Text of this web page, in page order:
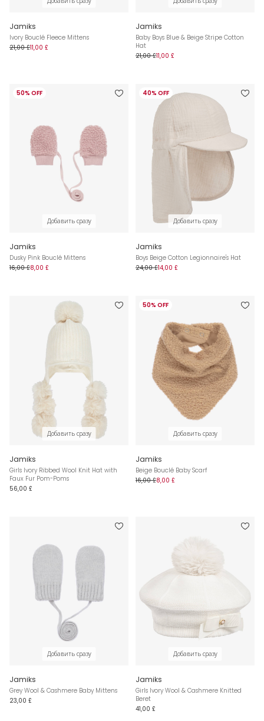
Jamiks
Ivory Bouclé Fleece Mittens
21,00 £11,00 £
Jamiks
Baby Boys Blue & Beige Stripe Cotton
Hat
21,00 £11,00 £
50% OFF
Добавить сразу
Jamiks
Dusky Pink Bouclé Mittens
16,00 £8,00 £
40% OFF
Добавить сразу
Jamiks
Boys Beige Cotton Legionnaire's Hat
24,00 £14,00 £
Добавить сразу
Jamiks
Girls Ivory Ribbed Wool Knit Hat with
Faux Fur Pom-Poms
56,00 £
50% OFF
Добавить сразу
Jamiks
Beige Bouclé Baby Scarf
16,00 £8,00 £
Добавить сразу
Jamiks
Grey Wool & Cashmere Baby Mittens
23,00 £
Добавить сразу
Jamiks
Girls Ivory Wool & Cashmere Knitted
Beret
41,00 £